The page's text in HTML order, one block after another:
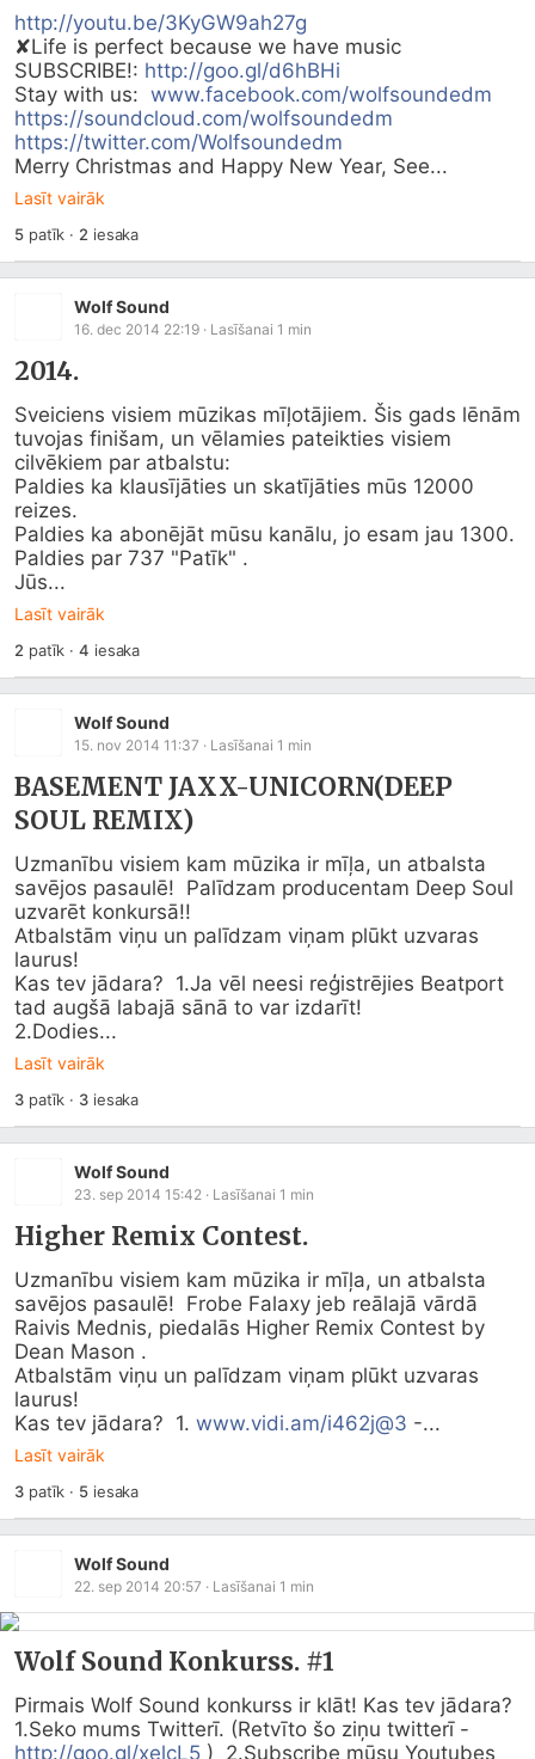
http://youtu.be/3KyGW9ah27g
✘Life is perfect because we have music
SUBSCRIBE!: http://goo.gl/d6hBHi
Stay with us: www.facebook.com/wolfsoundedm
https://soundcloud.com/wolfsoundedm
https://twitter.com/Wolfsoundedm
Merry Christmas and Happy New Year, See...
Lasīt vairāk
5patīk · 2 iesaka
Wolf Sound
16. dec 2014 22:19 · Lasīšanai 1 min
2014.
Sveiciens visiem mūzikas mīļotājiem. Šis gads lēnām
tuvojas finišam, un vēlamies pateikties visiem
cilvēkiem par atbalstu:
Paldies ka klausījāties un skatījāties mūs 12000
reizes.
Paldies ka abonējāt mūsu kanālu, jo esam jau 1300.
Paldies par 737 "Patīk" .
Jūs...
Lasīt vairāk
2 patīk ·4 iesaka
Wolf Sound
15. nov 2014 11:37 · Lasīšanai 1 min
BASEMENT JAXX-UNICORN(DEEP
SOUL REMIX)
Uzmanību visiem kam mūzika ir mīļa, un atbalsta
savējos pasaulē!  Palīdzam producentam Deep Soul
uzvarēt konkursā!!
Atbalstām viņu un palīdzam viņam plūkt uzvaras
laurus!
Kas tev jādara?  1.Ja vēl neesi reģistrējies Beatport
tad augšā labajā sānā to var izdarīt!
2.Dodies...
Lasīt vairāk
3patīk · 3iesaka
Wolf Sound
23. sep 2014 15:42 · Lasīšanai 1 min
Higher Remix Contest.
Uzmanību visiem kam mūzika ir mīļa, un atbalsta
savējos pasaulē!  Frobe Falaxy jeb reālajā vārdā
Raivis Mednis, piedalās Higher Remix Contest by
Dean Mason .
Atbalstām viņu un palīdzam viņam plūkt uzvaras
laurus!
Kas tev jādara?  1. www.vidi.am/i462j@3 -...
Lasīt vairāk
3patīk · 5iesaka
Wolf Sound
22. sep 2014 20:57 · Lasīšanai 1 min
Wolf Sound Konkurss. #1
Pirmais Wolf Sound konkurss ir klāt! Kas tev jādara?
http://goo.gl/xelcL5 )  2.Subscribe mūsu Youtubes